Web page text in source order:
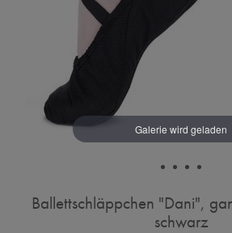
Ballettschläppchen "Dani",
schwarz